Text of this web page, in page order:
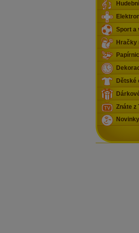
Sport a
Hračky
Dětské
Znáte z
Novinky